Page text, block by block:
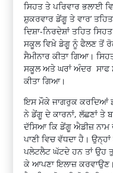
ਸਿਹਤ ਤੇ ਪਰਿਵਾਰ ਭਲਾਈ
ਸ਼ੁਕਰਵਾਰ ਡੇਂਗੂ ਤੇ ਵਾਰ’
ਦਿਸ਼ਾ-ਨਿਰਦੇਸ਼ਾਂ ਤਹਿਤ
ਸਕੂਲ ਵਿਖ਼ੇ ਡੇਗੂ ਨੂੰ ਫੈਲਣ ਤੋਂ
ਸੈਮੀਨਾਰ ਕੀਤਾ ਗਿਆ।
ਸਕੂਲ ਅਤੇ ਘਰਾਂ ਅੰਦਰ ਸਾਫ
ਕੀਤਾ ਗਿਆ।
ਇਸ ਮੌਕੇ ਜਾਗਰੁਕ ਕਰਦਿਆਂ
ਨੇ ਡੇਂਗੂ ਦੇ ਕਾਰਨਾਂ, ਲੱਛਣਾਂ ਤੇ
ਦੱਸਿਆ ਕਿ ਡੇਂਗੂ ਐਡੀਜ਼
ਪਾਣੀ ਵਿਚ ਵੱਧਦਾ ਹੈ।
ਪਲੇਟਲੈਟ ਘੱਟਦੇ ਹਨ ਤਾਂ ਉਹ
ਕੇ ਆਪਣਾ ਇਲਾਜ਼